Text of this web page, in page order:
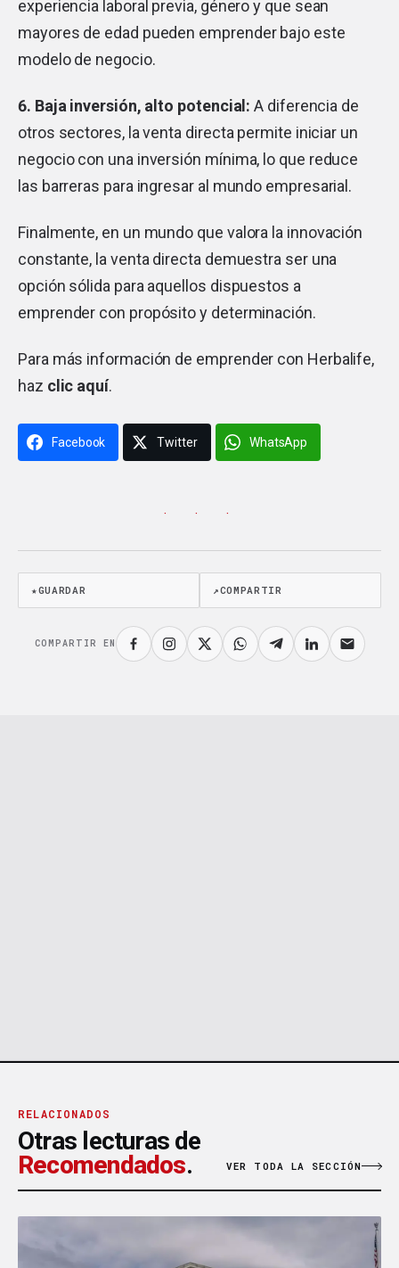
experiencia laboral previa, género y que sean
mayores de edad pueden emprender bajo este
modelo de negocio.
6. Baja inversión, alto potencial: A diferencia de
otros sectores, la venta directa permite iniciar un
negocio con una inversión mínima, lo que reduce
las barreras para ingresar al mundo empresarial.
Finalmente, en un mundo que valora la innovación
constante, la venta directa demuestra ser una
opción sólida para aquellos dispuestos a
emprender con propósito y determinación.
Para más información de emprender con Herbalife,
haz clic aquí.
Facebook Twitter WhatsApp
· · ·
★GUARDAR ↗COMPARTIR
COMPARTIR EN
RELACIONADOS
Otras lecturas de
Recomendados. VER TODA LA SECCIÓN